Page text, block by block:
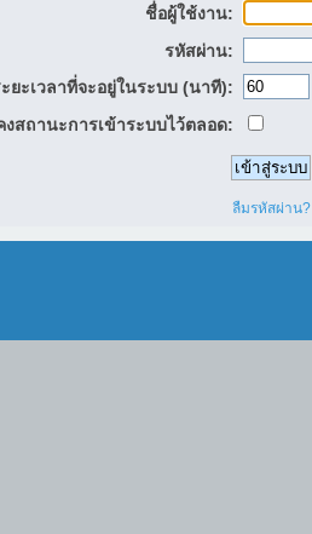
ชื่อผู้ใช้งาน:
รหัสผ่าน:
ยะเวลาที่จะอยู่ในระบบ (นาที):
งสถานะการเข้าระบบไว้ตลอด:
ลืมรหัสผ่าน?